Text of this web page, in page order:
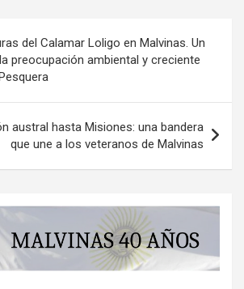
del Calamar Loligo en Malvinas. Un
preocupación ambiental y creciente
austral hasta Misiones: una bandera
que une a los veteranos de Malvinas